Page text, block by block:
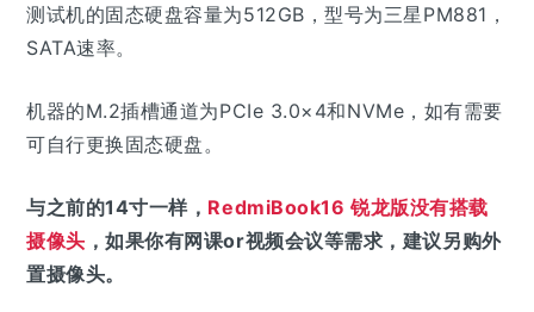
测试机的固态硬盘容量为512GB，型号为三星PM881，
SATA速率。
机器的M.2插槽通道为PCIe 3.0×4和NVMe，如有需要
可自行更换固态硬盘。
与之前的14寸一样， RedmiBook16 锐龙版没有搭载
摄像头 ，如果你有网课or视频会议等需求，建议另购外
置摄像头。